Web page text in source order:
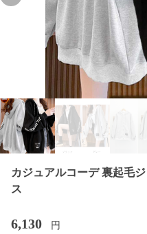
カジュアルコーデ 裏起毛
ス
6,130 円